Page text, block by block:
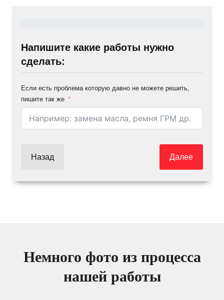
Напишите какие работы нужно
сделать:
Если есть проблема которую давно не можете решить,
пишите так же
Назад Далее
Немного фото из процесса
нашей работы